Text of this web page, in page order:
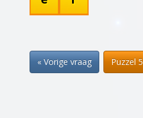
« Vorige vraag Puzzel 5